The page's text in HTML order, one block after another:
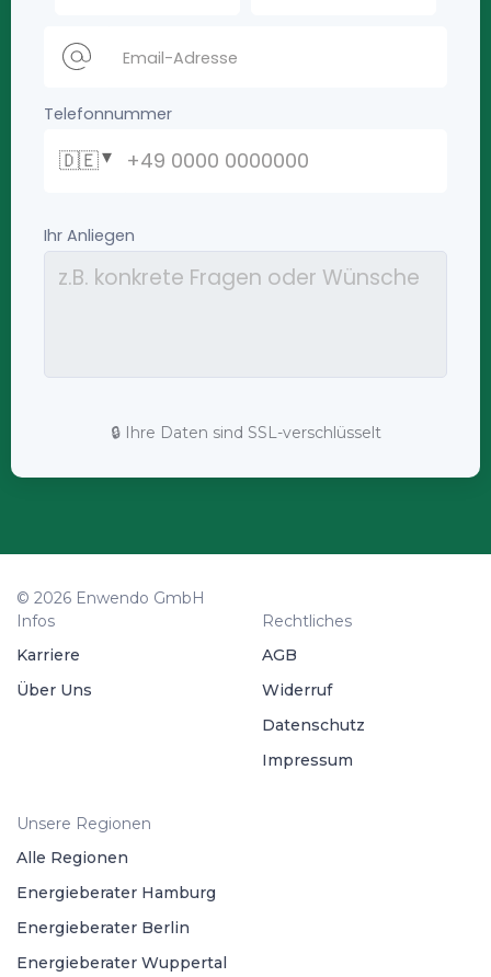
🔒 Ihre Daten sind SSL-verschlüsselt
© 2026 Enwendo GmbH
Infos
Karriere
Über Uns
Rechtliches
AGB
Widerruf
Datenschutz
Impressum
Unsere Regionen
Alle Regionen
Energieberater Hamburg
Energieberater Berlin
Energieberater Wuppertal